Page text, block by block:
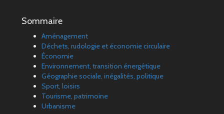
Sommaire
Aménagement
Déchets, rudologie et économie circulaire
Économie
Environnement, transition énergétique
Géographie sociale, inégalités, politique
Sport, loisirs
Tourisme, patrimoine
Urbanisme